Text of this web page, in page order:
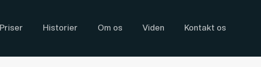
Priser Historier Om os Viden Kontakt os